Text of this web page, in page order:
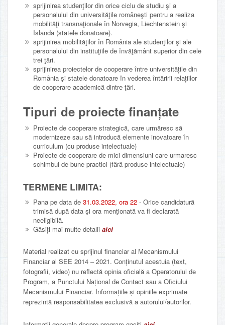
sprijinirea studenţilor din orice ciclu de studiu şi a
personalului din universităţile româneşti pentru a realiza
mobilităţi transnaţionale în Norvegia, Liechtenstein şi
Islanda (statele donatoare).
sprijinirea mobilităţilor în România ale studenţilor şi ale
personalului din instituţiile de învăţământ superior din cele
trei ţări.
sprijinirea proiectelor de cooperare între universitățile din
România şi statele donatoare în vederea întăririi relațiilor
de cooperare academică dintre ţări.
Tipuri de proiecte finanțate
Proiecte de cooperare strategică, care urmăresc să
modernizeze sau să introducă elemente inovatoare în
curriculum (cu produse intelectuale)
Proiecte de cooperare de mici dimensiuni care urmaresc
schimbul de bune practici (fără produse intelectuale)
TERMENE LIMITA:
Pana pe data de 31.03.2022, ora 22 - Orice candidatură
trimisă după data şi ora menţionată va fi declarată
neeligibilă.
Găsiți mai multe detalii aici
Material realizat cu sprijinul financiar al Mecanismului
Financiar al SEE 2014 – 2021. Conținutul acestuia (text,
fotografii, video) nu reflectă opinia oficială a Operatorului de
Program, a Punctului Național de Contact sau a Oficiului
Mecanismului Financiar. Informațiile și opiniile exprimate
reprezintă responsabilitatea exclusivă a autorului/autorilor.